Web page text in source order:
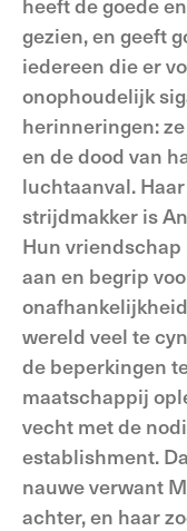
gezien, en geeft
iedereen die er
onophoudelijk
herinneringen:
en de dood van
luchtaanval.
strijdmakker is
Hun vriendschap
aan en begrip
wereld veel te
de beperkingen
maatschappij
vecht met de
establishment.
nauwe verwant
achter, en haar